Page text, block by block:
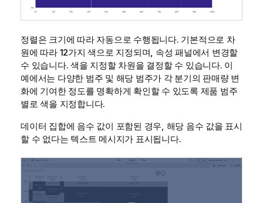
정렬은 크기에 따라 자동으로 수행됩니다. 기본적으로 차
원에 따라 12가지 색으로 지정되며, 속성 패널에서 변경할
수 있습니다. 색을 지정할 차원을 결정할 수 있습니다. 이
예에서는 다양한 범주 및 해당 범주가 각 분기의 판매량 변
화에 기여한 정도를 명확하게 확인할 수 있도록 제품 범주
별로 색을 지정합니다.
데이터 집합에 음수 값이 포함된 경우, 해당 음수 값을 표시
할 수 없다는 텍스트 메시지가 표시됩니다.